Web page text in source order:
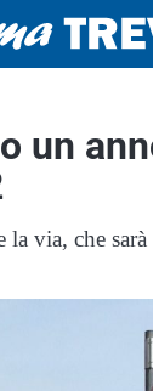
un
via, che